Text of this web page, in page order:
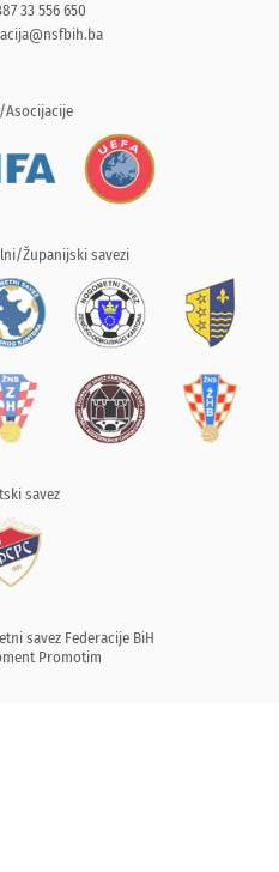
33 556 650
Asocijacije
Županijski savezi
savez
savez Federacije BiH
Promotim